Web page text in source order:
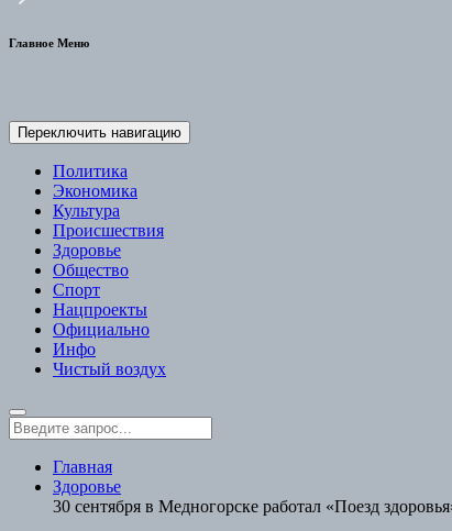
Главное Меню
Переключить навигацию
Политика
Экономика
Культура
Происшествия
Здоровье
Общество
Спорт
Нацпроекты
Официально
Инфо
Чистый воздух
Главная
Здоровье
30 сентября в Медногорске работал «Поезд